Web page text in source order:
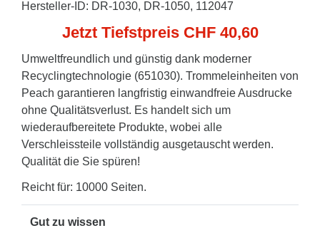
Hersteller-ID: DR-1030, DR-1050, 112047
Jetzt Tiefstpreis CHF 40,60
Umweltfreundlich und günstig dank moderner
Recyclingtechnologie (651030). Trommeleinheiten von
Peach garantieren langfristig einwandfreie Ausdrucke
ohne Qualitätsverlust. Es handelt sich um
wiederaufbereitete Produkte, wobei alle
Verschleissteile vollständig ausgetauscht werden.
Qualität die Sie spüren!
Reicht für: 10000 Seiten.
Gut zu wissen